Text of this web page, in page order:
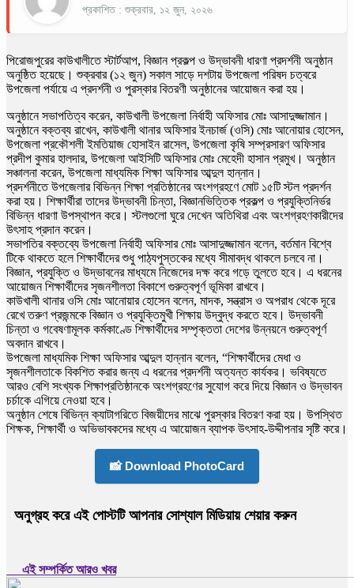
প্রকাশিত : শুক্রবার, ১২ জুন, ২০২৬
পিরোজপুরের কাউখালীতে স্টার্টআপ, বিজ্ঞান প্রকল্প ও উদ্ভাবনী ধারণা প্রদর্শনী অনুষ্ঠান
অনুষ্ঠিত হয়েছে। শুক্রবার (১২ জুন) সকাল সাড়ে দশটায় উপজেলা পরিষদ চত্বরে
উপজেলা পর্যায়ে এ প্রদর্শনী ও পুরস্কার বিতরণী অনুষ্ঠানের আয়োজন করা হয়।
অনুষ্ঠানে সভাপতিত্ব করেন, কাউখালী উপজেলা নির্বাহী অফিসার মোঃ আসাদুজ্জামান।
অনুষ্ঠানে বক্তব্য রাখেন, কাউখালী থানার অফিসার ইনচার্জ (ওসি) মোঃ আনোয়ার হোসেন,
উপজেলা প্রকৌশলী ইমতিয়াজ হোসাইন রাসেল, উপজেলা কৃষি সম্প্রসারণ অফিসার
প্রদীপ কুমার হালদার, উপজেলা আইসিটি অফিসার মোঃ মেহেদী হাসান প্রমুখ। অনুষ্ঠান
সঞ্চালনা করেন, উপজেলা মাধ্যমিক শিক্ষা অফিসার আব্দুল হান্নান।
প্রদর্শনীতে উপজেলার বিভিন্ন শিক্ষা প্রতিষ্ঠানের অংশগ্রহণে মোট ১৫টি স্টল প্রদর্শন
করা হয়। শিক্ষার্থীরা তাদের উদ্ভাবনী চিন্তা, বিজ্ঞানভিত্তিক প্রকল্প ও প্রযুক্তিনির্ভর
বিভিন্ন ধারণা উপস্থাপন করে। স্টলগুলো ঘুরে দেখেন অতিথিরা এবং অংশগ্রহণকারীদের
উৎসাহ প্রদান করেন।
সভাপতির বক্তব্যে উপজেলা নির্বাহী অফিসার মোঃ আসাদুজ্জামান বলেন, বর্তমান বিশ্বে
টিকে থাকতে হলে শিক্ষার্থীদের শুধু পাঠ্যপুস্তকের মধ্যে সীমাবদ্ধ থাকলে চলবে না।
বিজ্ঞান, প্রযুক্তি ও উদ্ভাবনের মাধ্যমে নিজেদের দক্ষ করে গড়ে তুলতে হবে। এ ধরনের
আয়োজন শিক্ষার্থীদের সৃজনশীলতা বিকাশে গুরুত্বপূর্ণ ভূমিকা রাখবে।
কাউখালী থানার ওসি মোঃ আনোয়ার হোসেন বলেন, মাদক, সন্ত্রাস ও অপরাধ থেকে দূরে
রেখে তরুণ প্রজন্মকে বিজ্ঞান ও প্রযুক্তিমুখী শিক্ষায় উদ্বুদ্ধ করতে হবে। উদ্ভাবনী
চিন্তা ও গবেষণামূলক কর্মকাণ্ডে শিক্ষার্থীদের সম্পৃক্ততা দেশের উন্নয়নে গুরুত্বপূর্ণ
অবদান রাখবে।
উপজেলা মাধ্যমিক শিক্ষা অফিসার আব্দুল হান্নান বলেন, “শিক্ষার্থীদের মেধা ও
সৃজনশীলতাকে বিকশিত করার জন্য এ ধরনের প্রদর্শনী অত্যন্ত কার্যকর। ভবিষ্যতে
আরও বেশি সংখ্যক শিক্ষাপ্রতিষ্ঠানকে অংশগ্রহণের সুযোগ করে দিয়ে বিজ্ঞান ও উদ্ভাবন
চর্চাকে এগিয়ে নেওয়া হবে।
অনুষ্ঠান শেষে বিভিন্ন ক্যাটাগরিতে বিজয়ীদের মাঝে পুরস্কার বিতরণ করা হয়। উপস্থিত
শিক্ষক, শিক্ষার্থী ও অভিভাবকদের মধ্যে এ আয়োজন ব্যাপক উৎসাহ-উদ্দীপনার সৃষ্টি করে।
📸 Download PhotoCard
অনুগ্রহ করে এই পোস্টটি আপনার সোশ্যাল মিডিয়ায় শেয়ার করুন
এই সম্পর্কিত আরও খবর